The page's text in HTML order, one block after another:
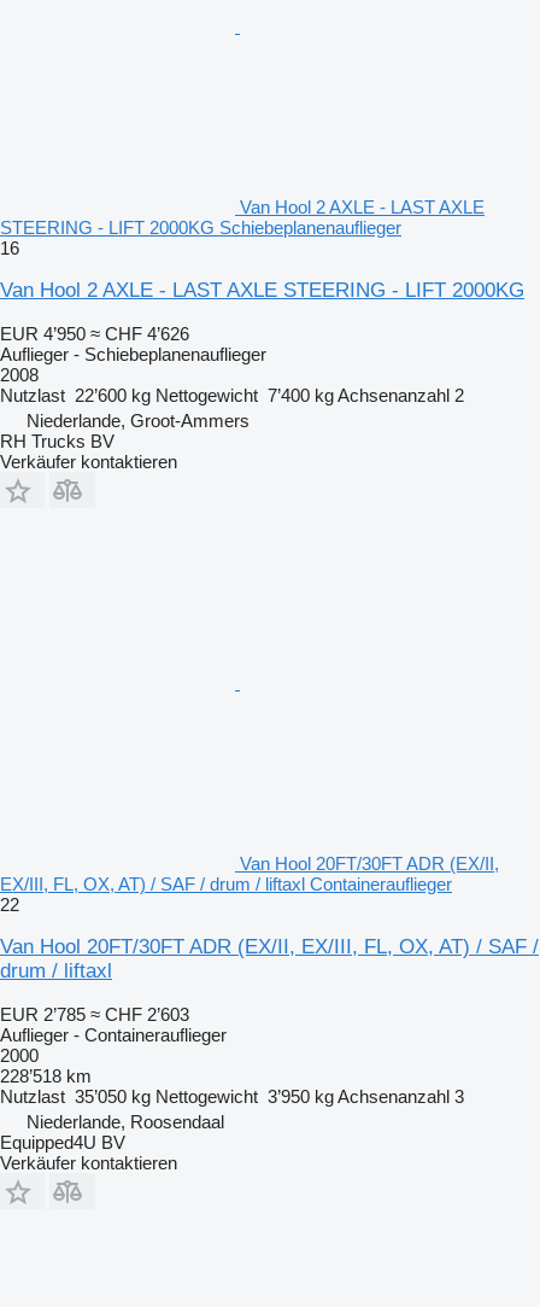
Van Hool 2 AXLE - LAST AXLE
STEERING - LIFT 2000KG Schiebeplanenauflieger
16
Van Hool 2 AXLE - LAST AXLE STEERING - LIFT 2000KG
EUR 4’950 ≈ CHF 4’626
Auflieger - Schiebeplanenauflieger
2008
Nutzlast 22’600 kg Nettogewicht 7’400 kgAchsenanzahl 2
Niederlande, Groot-Ammers
RH Trucks BV
Verkäufer kontaktieren
Van Hool 20FT/30FT ADR (EX/II,
EX/III, FL, OX, AT) / SAF / drum / liftaxl Containerauflieger
22
Van Hool 20FT/30FT ADR (EX/II, EX/III, FL, OX, AT) / SAF /
drum / liftaxl
EUR 2’785 ≈ CHF 2’603
Auflieger - Containerauflieger
2000
228’518 km
Nutzlast 35’050 kg Nettogewicht 3’950 kgAchsenanzahl 3
Niederlande, Roosendaal
Equipped4U BV
Verkäufer kontaktieren